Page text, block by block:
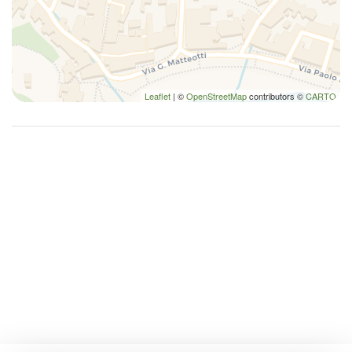
Phon
Piatti
Piatti e ciotole
Piatti e Posate
Leaflet | ©OpenStreetMapcontributors ©CARTO